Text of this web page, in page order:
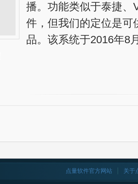
播。功能类似于泰捷、
件，但我们的定位是可
品。该系统于2016年8
点量软件官方网站 关于